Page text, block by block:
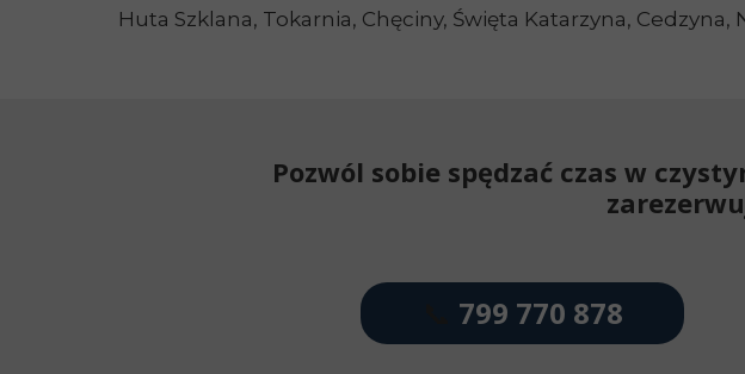
Huta Szklana, Tokarnia, Chęciny, Święta Katarzyna,
799 770 878
Pozwól sobie spędzać czas w